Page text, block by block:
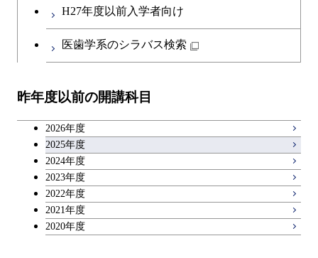
キャリア科目
H27年度以前入学者向け
医歯学系のシラバス検索
昨年度以前の開講科目
2026年度
2025年度
2024年度
2023年度
2022年度
2021年度
2020年度